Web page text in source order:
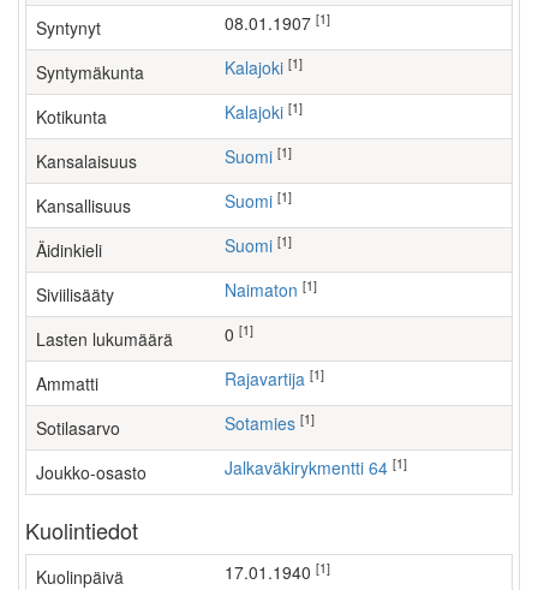
Syntynyt 08.01.1907 [1]
Syntymäkunta Kalajoki [1]
Kotikunta Kalajoki [1]
Kansalaisuus Suomi [1]
Kansallisuus Suomi [1]
Äidinkieli Suomi [1]
Siviilisääty Naimaton [1]
Lasten lukumäärä [1]
Ammatti rajavartija [1]
Sotilasarvo Sotamies [1]
Joukko-osasto Jalkaväkirykmentti 64 [1]
Kuolintiedot
Kuolinpäivä 17.01.1940 [1]